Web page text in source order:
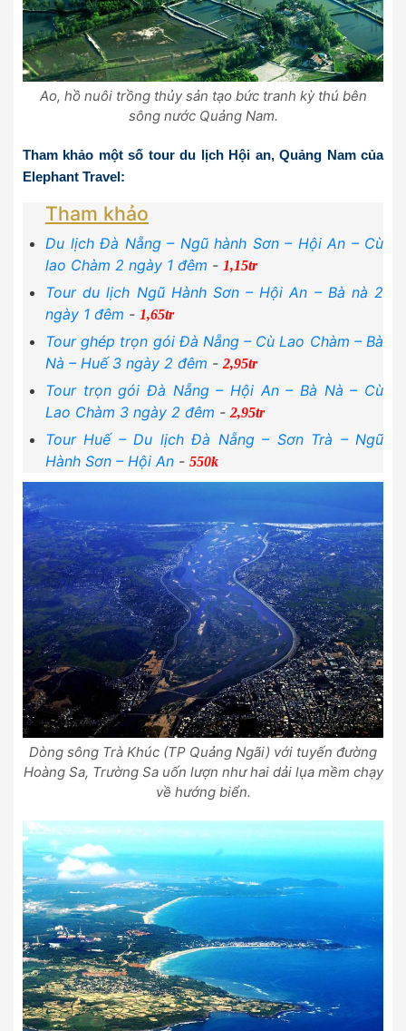
Ao, hồ nuôi trồng thủy sản tạo bức tranh kỳ thú bên
sông nước Quảng Nam.
Tham khảo một số tourdu lịch Hội an, Quảng Nam của
Elephant Travel:
Tham khảo
Du lịch Đà Nẵng – Ngũ hành Sơn – Hội An – Cù
lao Chàm 2 ngày 1 đêm - 1,15tr
Tour du lịch Ngũ Hành Sơn – Hội An – Bà nà 2
ngày 1 đêm - 1,65tr
Tour ghép trọn gói Đà Nẵng – Cù Lao Chàm – Bà
Nà – Huế 3 ngày 2 đêm -2,95tr
Tour trọn gói Đà Nẵng – Hội An – Bà Nà – Cù
Lao Chàm 3 ngày 2 đêm -2,95tr
Tour Huế – Du lịch Đà Nẵng – Sơn Trà – Ngũ
Hành Sơn – Hội An - 550k
Dòng sông Trà Khúc (TP Quảng Ngãi) với tuyến đường
Hoàng Sa, Trường Sa uốn lượn như hai dải lụa mềm chạy
về hướng biển.